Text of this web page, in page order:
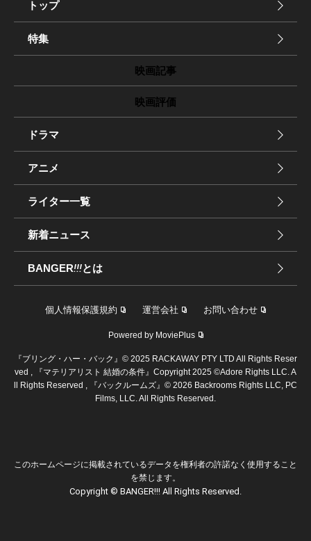
トップ
特集
映画記事
映画評価
ドラマ
アニメ
ライター一覧
新着ニュース
BANGER!!!とは
個人情報保護規約 運営会社 お問い合わせ
Powered by MoviePlus
『ブリング・ハー・バック』© 2025 RACKAWAY PTY LTD All Rights Reser
ved , 『マテリアリスト 結婚の条件』Copyright 2025 ©︎Adore Rights LLC. A
ll Rights Reserved , 『バックルームズ』© 2026 Backrooms Rights LLC, PC
Films, LLC. All Rights Reserved.
このホームページに掲載されているデータを権利者の許諾なく使用すること
を禁じます。
Copyright © BANGER!!! All Rights Reserved.